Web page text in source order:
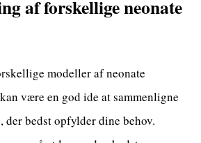
af forskellige neonate
modeller af neonate
være en god ide at sammenligne
der bedst opfylder dine behov.